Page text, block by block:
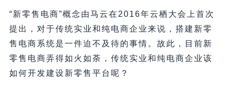
“新零售电商”概念由马云在2016年云栖大会上首次
提出，对于传统实业和纯电商企业来说，搭建新零
售电商系统是一件迫不及待的事情。故此，目前新
零售电商弄得如火如荼，传统实业和纯电商企业该
如何开发建设新零售平台呢？